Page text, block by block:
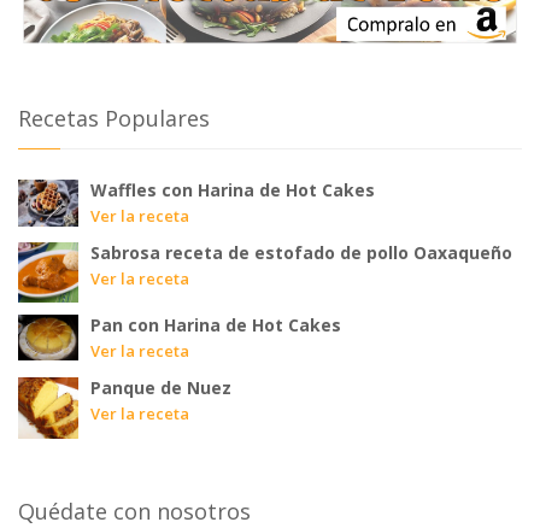
Recetas Populares
Waffles con Harina de Hot Cakes
Ver la receta
Sabrosa receta de estofado de pollo Oaxaqueño
Ver la receta
Pan con Harina de Hot Cakes
Ver la receta
Panque de Nuez
Ver la receta
Quédate con nosotros